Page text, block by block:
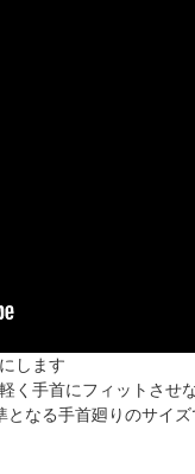
します
く手首にフィットさせ
となる手首廻りのサイズ